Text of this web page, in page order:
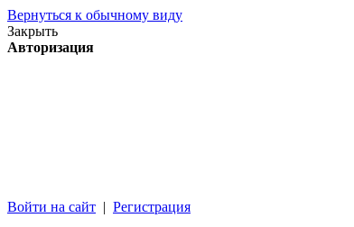
Вернуться к обычному виду
Закрыть
Авторизация
Войти на сайт | Регистрация